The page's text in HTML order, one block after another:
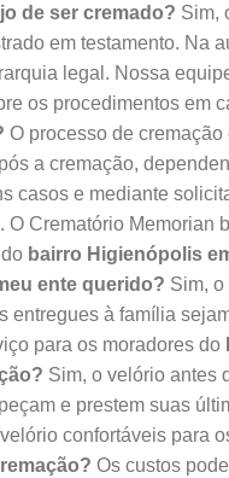
de ser cremado? Sim,
em testamento. Na
legal. Nossa
os procedimentos em
O processo de
a cremação,
casos e mediante
Crematório
bairro Higienópolis
ente querido? Sim,
entregues à família
para os moradores do
Sim, o velório antes
e prestem suas
confortáveis para
Os custos